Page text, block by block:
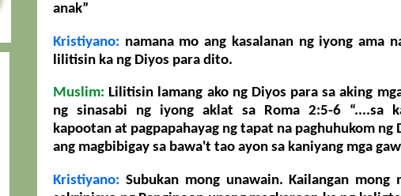
anak”
Kristiyano: namana mo ang kasalanan ng iyong ama
lilitisin ka ng Diyos para dito.
Muslim: Lilitisin lamang ako ng Diyos para sa aking
ng sinasabi ng iyong aklat sa Roma 2:5-6 “....sa
kapootan at pagpapahayag ng tapat na paghuhukom ng
ang magbibigay sa bawa't tao ayon sa kaniyang mga
Kristiyano: Subukan mong unawain. Kailangan mong